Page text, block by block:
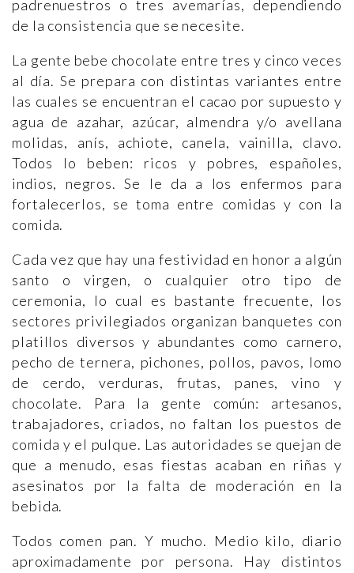
padrenuestros o tres avemarías, dependiendo
de la consistencia que se necesite.
La gente bebe chocolate entre tres y cinco veces
al día. Se prepara con distintas variantes entre
las cuales se encuentran el cacao por supuesto y
agua de azahar, azúcar, almendra y/o avellana
molidas, anís, achiote, canela, vainilla, clavo.
Todos lo beben: ricos y pobres, españoles,
indios, negros. Se le da a los enfermos para
fortalecerlos, se toma entre comidas y con la
comida.
Cada vez que hay una festividad en honor a algún
santo o virgen, o cualquier otro tipo de
ceremonia, lo cual es bastante frecuente, los
sectores privilegiados organizan banquetes con
platillos diversos y abundantes como carnero,
pecho de ternera, pichones, pollos, pavos, lomo
de cerdo, verduras, frutas, panes, vino y
chocolate. Para la gente común: artesanos,
trabajadores, criados, no faltan los puestos de
comida y el pulque. Las autoridades se quejan de
que a menudo, esas fiestas acaban en riñas y
asesinatos por la falta de moderación en la
bebida.
Todos comen pan. Y mucho. Medio kilo, diario
aproximadamente por persona. Hay distintos